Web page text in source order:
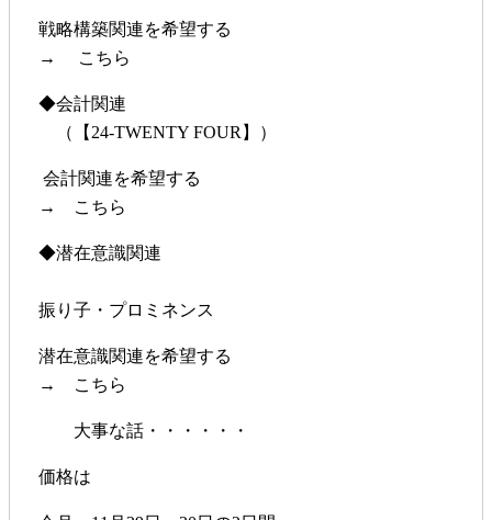
戦略構築関連を希望する
→ こちら
◆会計関連
（【24-TWENTY FOUR】）
会計関連を希望する
→ こちら
◆潜在意識関連
振り子・プロミネンス
潜在意識関連を希望する
→ こちら
大事な話・・・・・・
価格は